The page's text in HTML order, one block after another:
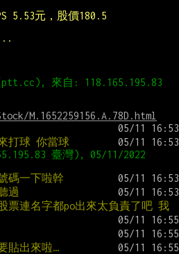
5.53元，股價180.5
來自: 118.165.195.83
M.1652259156.A.78D.html
打球 你當球
臺灣), 05/11/2022
碼一下啦幹
過
票連名字都po出來太負責了吧 我
貼出來啦…